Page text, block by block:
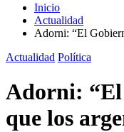
Inicio
Actualidad
Adorni: “El
Actualidad Política
Adorni: “El
que los